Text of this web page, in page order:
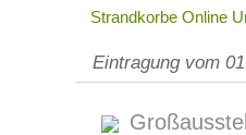
Strandkorbe Online
Eintragung vom